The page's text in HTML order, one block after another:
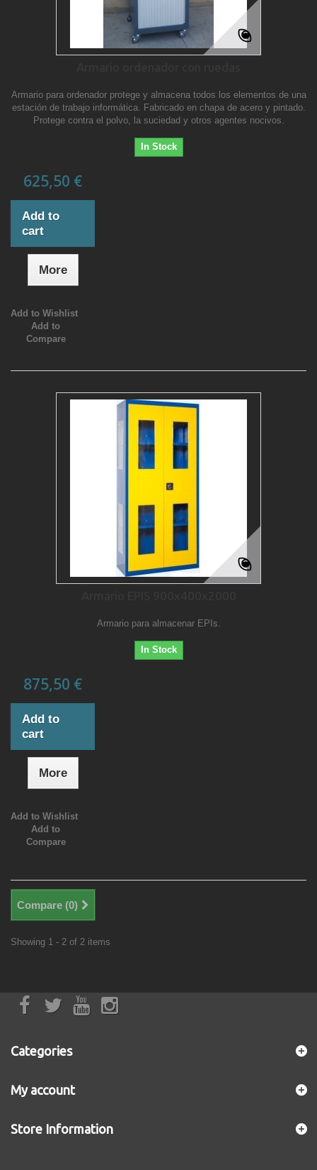
Armario para ordenador protege y almacena todos los elementos de una
estación de trabajo informática. Fabricado en chapa de acero y pintado.
Protege contra el polvo, la suciedad y otros agentes nocivos.
In Stock
625,50 €
Add to
cart
More
Add to Wishlist
Add to
Compare
Armario para almacenar EPIs.
In Stock
875,50 €
Add to
cart
More
Add to Wishlist
Add to
Compare
Compare (0)
Showing 1 - 2 of 2 items
Categories
My account
Store Information